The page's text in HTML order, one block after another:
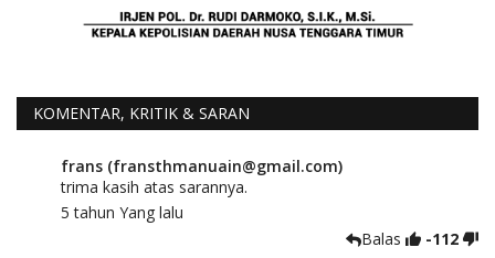
KOMENTAR, KRITIK & SARAN
frans (fransthmanuain@gmail.com)
trima kasih atas sarannya.
5 tahun Yang lalu
Balas
-112